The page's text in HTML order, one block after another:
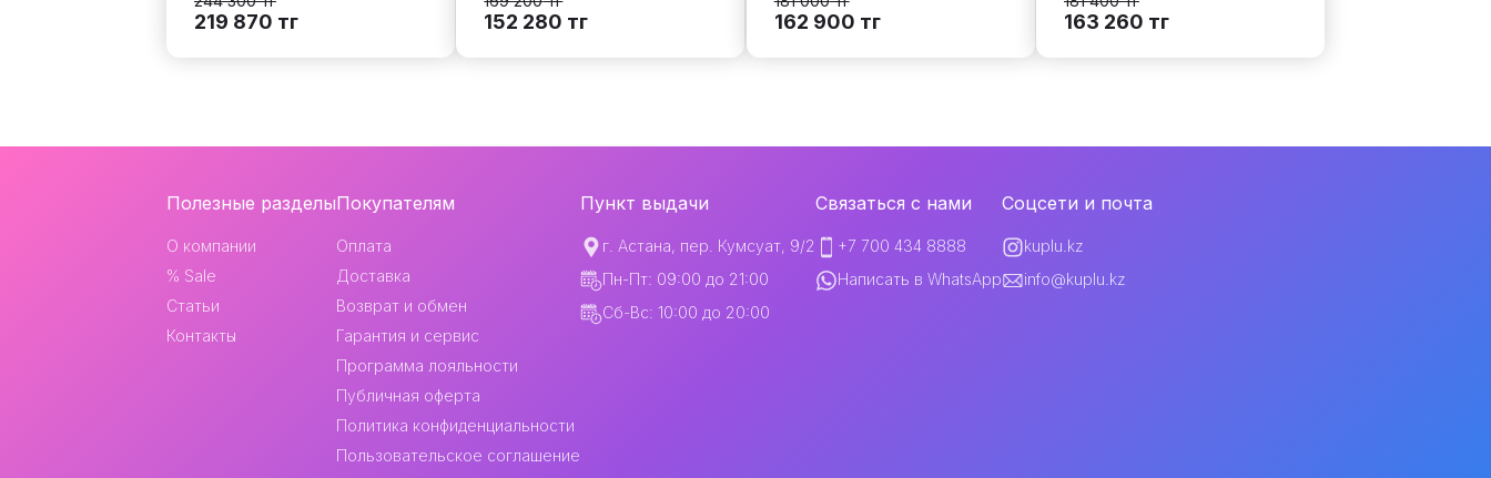
219 870 тг 152 280 тг 162 900 тг 163 260 тг
Навигация
контакты
Полезные разделы
О компании
% Sale
Статьи
Контакты
Покупателям
Оплата
Доставка
Возврат и обмен
Гарантия и сервис
Программа лояльности
Публичная оферта
Политика конфиденциальности
Пользовательское соглашение
Пункт выдачи
г. Астана, пер. Кумсуат, 9/2
Пн-Пт: 09:00 до 21:00
Сб-Вс: 10:00 до 20:00
Связаться с нами
+7 700 434 8888
Написать в WhatsApp
Соцсети и почта
kuplu.kz
info@kuplu.kz